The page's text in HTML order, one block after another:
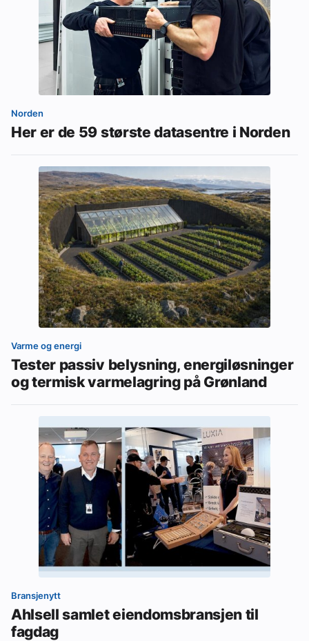
Norden
Her er de 59 største datasentre i Norden
Varme og energi
Tester passiv belysning, energiløsninger
og termisk varmelagring på Grønland
Bransjenytt
Ahlsell samlet eiendomsbransjen til
fagdag